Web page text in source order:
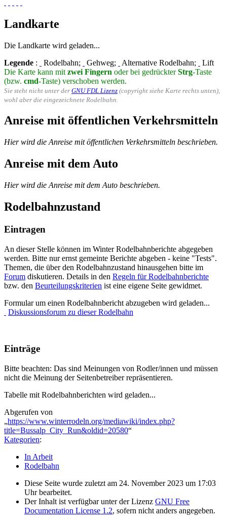
Landkarte
Die Landkarte wird geladen...
Legende : Rodelbahn; Gehweg; Alternative Rodelbahn;
Lift
Die Karte kann mit zwei Fingern oder bei gedrückterStrg-Taste
(bzw. cmd-Taste) verschoben werden.
Sie steht nicht unter der GNU FDL Lizenz (copyright siehe Karte rechts unten),
wohl aber die eingezeichnete Rodelbahn.
Anreise mit öffentlichen Verkehrsmitteln
Hier wird die Anreise mit öffentlichen Verkehrsmitteln beschrieben.
Anreise mit dem Auto
Hier wird die Anreise mit dem Auto beschrieben.
Rodelbahnzustand
Eintragen
An dieser Stelle können im Winter Rodelbahnberichte abgegeben
werden. Bitte nur ernst gemeinte Berichte abgeben - keine "Tests".
Themen, die über den Rodelbahnzustand hinausgehen bitte im
Forum diskutieren. Details in den Regeln für Rodelbahnberichte
bzw. den Beurteilungskriterien ist eine eigene Seite gewidmet.
Formular um einen Rodelbahnbericht abzugeben wird geladen...
Diskussionsforum zu dieser Rodelbahn
Einträge
Bitte beachten: Das sind Meinungen von Rodler/innen und müssen
nicht die Meinung der Seitenbetreiber repräsentieren.
Tabelle mit Rodelbahnberichten wird geladen...
Abgerufen von
„https://www.winterrodeln.org/mediawiki/index.php?
title=Bussalp_City_Run&oldid=20580“
Kategorien:
In Arbeit
Rodelbahn
Diese Seite wurde zuletzt am 24. November 2023 um 17:03
Uhr bearbeitet.
Der Inhalt ist verfügbar unter der Lizenz GNU Free
Documentation License 1.2, sofern nicht anders angegeben.